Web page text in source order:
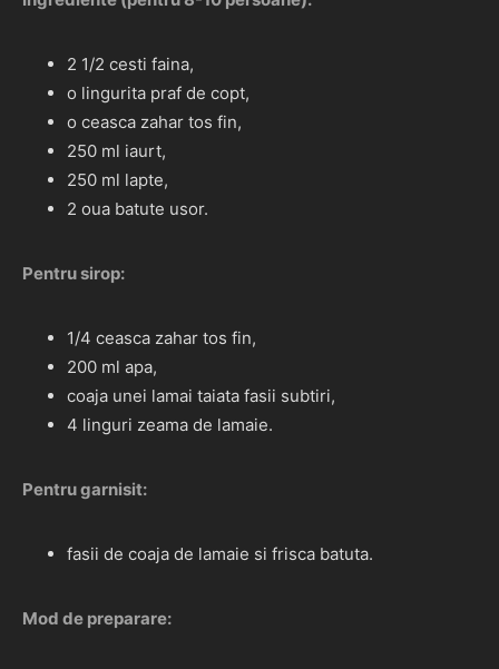
2 1/2 cesti faina,
o lingurita praf de copt,
o ceasca zahar tos fin,
250 ml iaurt,
250 ml lapte,
2 oua batute usor.
Pentru sirop:
1/4 ceasca zahar tos fin,
200 ml apa,
coaja unei lamai taiata fasii subtiri,
4 linguri zeama de lamaie.
Pentru garnisit:
fasii de coaja de lamaie si frisca batuta.
Mod de preparare: